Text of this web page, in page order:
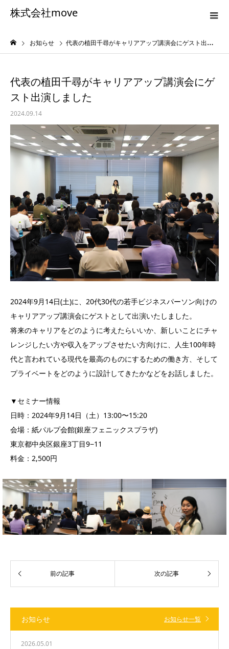
株式会社move
お知らせ 代表の植田千尋がキャリアアップ講演会にゲスト出演しました
代表の植田千尋がキャリアアップ講演会にゲ
スト出演しました
2024.09.14
2024年9月14日(土)に、20代30代の若手ビジネスパーソン向けの
キャリアアップ講演会にゲストとして出演いたしました。
将来のキャリアをどのように考えたらいいか、新しいことにチャ
レンジしたい方や収入をアップさせたい方向けに、人生100年時
代と言われている現代を最高のものにするための働き方、そして
プライベートをどのように設計してきたかなどをお話しました。
▼セミナー情報
日時：2024年9月14日（土）13:00〜15:20
会場：紙パルプ会館(銀座フェニックスプラザ)
東京都中央区銀座3丁目9−11
料金：2,500円
お知らせ お知らせ一覧
2026.05.01